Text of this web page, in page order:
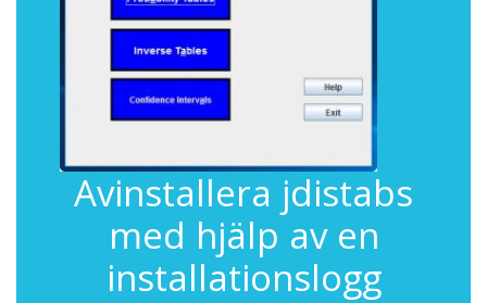
Avinstallera jdistabs
med hjälp av en
installationslogg